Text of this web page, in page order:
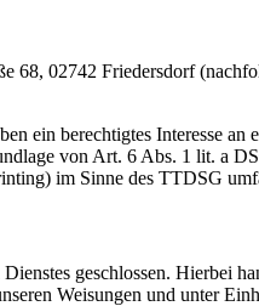
02742 Friedersdorf
berechtigtes Interesse an
von Art. 6 Abs. 1 lit. a
im Sinne des TTDSG
geschlossen. Hierbei
Weisungen und unter